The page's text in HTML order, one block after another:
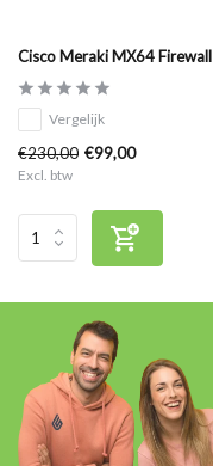
Cisco Meraki MX64 Firewall
Vergelijk
€230,00 €99,00
Excl. btw